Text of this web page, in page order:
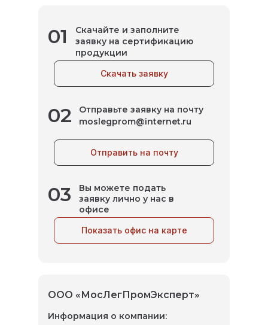
Информация о компании:
ООО «МосЛегПромЭксперт»
Показать офис на карте
Вы можете подать
заявку лично у нас в
офисе
03
Отправить на почту
Отправьте заявку на почту
moslegprom@internet.ru
02
Скачать заявку
Скачайте и заполните
заявку на сертификацию
продукции
01